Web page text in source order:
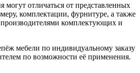
могут отличаться от представленных
комплектации, фурнитуре, а также
комплектующих и
мебели по индивидуальному заказу
по возможности её применения.